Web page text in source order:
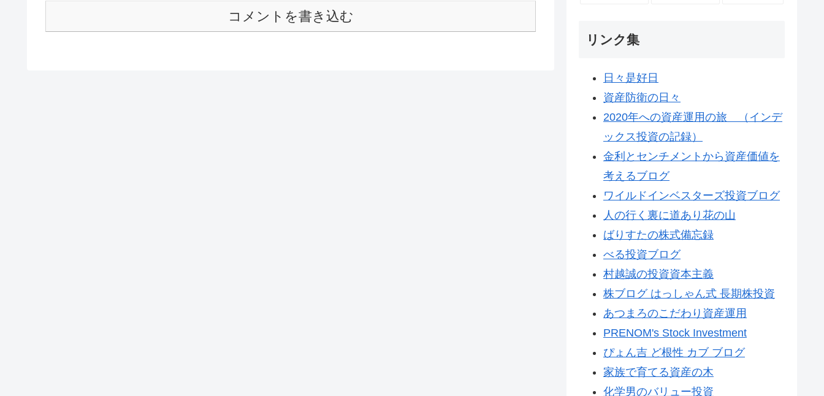
コメントを書き込む
リンク集
日々是好日
資産防衛の日々
2020年への資産運用の旅 （インデ
ックス投資の記録）
金利とセンチメントから資産価値を
考えるブログ
ワイルドインベスターズ投資ブログ
人の行く裏に道あり花の山
ばりすたの株式備忘録
べる投資ブログ
村越誠の投資資本主義
株ブログ はっしゃん式 長期株投資
あつまろのこだわり資産運用
PRENOM's Stock Investment
ぴょん吉 ど根性 カブ ブログ
家族で育てる資産の木
化学男のバリュー投資